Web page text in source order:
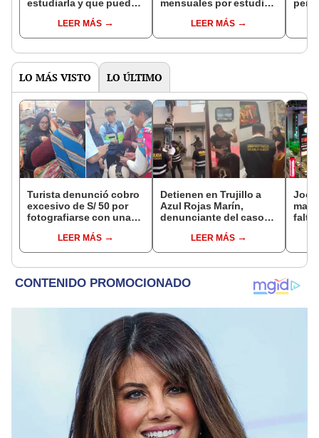
estudiarla y que puedes
LEER MÁS
mensuales por estudiar
mundo?LEER MÁS
LO MÁS VISTO LO ÚLTIMO
Turista denunció cobro
excesivo de S/ 50 por
fotografiarse con una
Serenazgo recuperó el
dinero
LEER MÁS
Detienen en Trujillo a
Azul Rojas Marín,
denunciante del caso
policíasLEER MÁS
falta